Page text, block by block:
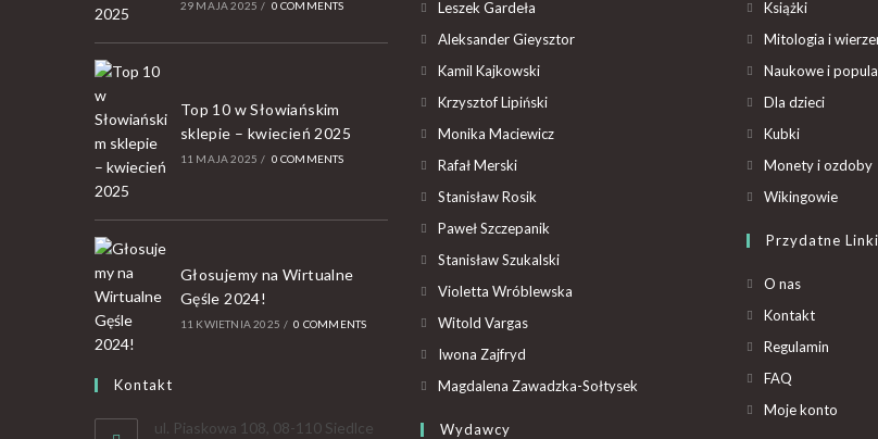
29 MAJA 2025 / 0 COMMENTS
Top 10 w Słowiańskim
sklepie – kwiecień 2025
11 MAJA 2025 / 0 COMMENTS
Głosujemy na Wirtualne
Gęśle 2024!
11 KWIETNIA 2025 / 0 COMMENTS
Kontakt
ul. Piaskowa 108, 08-110 Siedlce
Leszek Gardeła
Aleksander Gieysztor
Kamil Kajkowski
Krzysztof Lipiński
Monika Maciewicz
Rafał Merski
Stanisław Rosik
Paweł Szczepanik
Stanisław Szukalski
Violetta Wróblewska
Witold Vargas
Iwona Zajfryd
Magdalena Zawadzka-Sołtysek
Wydawcy
Książki
Mitologia i
Naukowe i
Dla dzieci
Kubki
Monety i ozdoby
Wikingowie
Przydatne Linki
O nas
Kontakt
Regulamin
FAQ
Moje konto